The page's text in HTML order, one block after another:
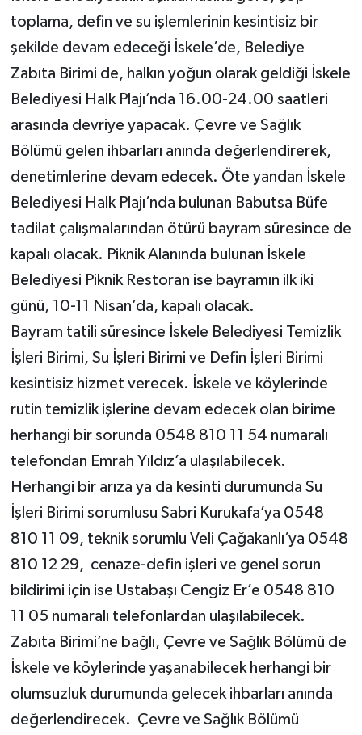
toplama, defin ve su işlemlerinin kesintisiz bir
şekilde devam edeceği İskele’de, Belediye
Zabıta Birimi de, halkın yoğun olarak geldiği İskele
Belediyesi Halk Plajı’nda 16.00-24.00 saatleri
arasında devriye yapacak. Çevre ve Sağlık
Bölümü gelen ihbarları anında değerlendirerek,
denetimlerine devam edecek. Öte yandan İskele
Belediyesi Halk Plajı’nda bulunan Babutsa Büfe
tadilat çalışmalarından ötürü bayram süresince de
kapalı olacak. Piknik Alanında bulunan İskele
Belediyesi Piknik Restoran ise bayramın ilk iki
günü, 10-11 Nisan’da, kapalı olacak.
Bayram tatili süresince İskele Belediyesi Temizlik
İşleri Birimi, Su İşleri Birimi ve Defin İşleri Birimi
kesintisiz hizmet verecek. İskele ve köylerinde
rutin temizlik işlerine devam edecek olan birime
herhangi bir sorunda 0548 810 11 54 numaralı
telefondan Emrah Yıldız’a ulaşılabilecek.
Herhangi bir arıza ya da kesinti durumunda Su
İşleri Birimi sorumlusu Sabri Kurukafa’ya 0548
810 11 09, teknik sorumlu Veli Çağakanlı’ya 0548
810 12 29, cenaze-defin işleri ve genel sorun
bildirimi için ise Ustabaşı Cengiz Er’e 0548 810
11 05 numaralı telefonlardan ulaşılabilecek.
Zabıta Birimi’ne bağlı, Çevre ve Sağlık Bölümü de
İskele ve köylerinde yaşanabilecek herhangi bir
olumsuzluk durumunda gelecek ihbarları anında
değerlendirecek. Çevre ve Sağlık Bölümü